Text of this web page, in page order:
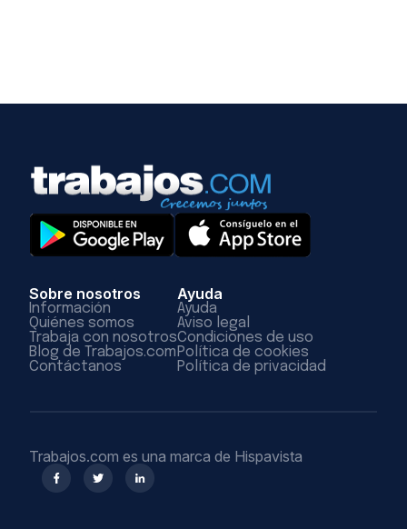
Sobre nosotros
Información
Quiénes somos
Trabaja con nosotros
Blog de Trabajos.com
Contáctanos
Ayuda
Ayuda
Aviso legal
Condiciones de uso
Política de cookies
Política de privacidad
Trabajos.com es una marca de Hispavista